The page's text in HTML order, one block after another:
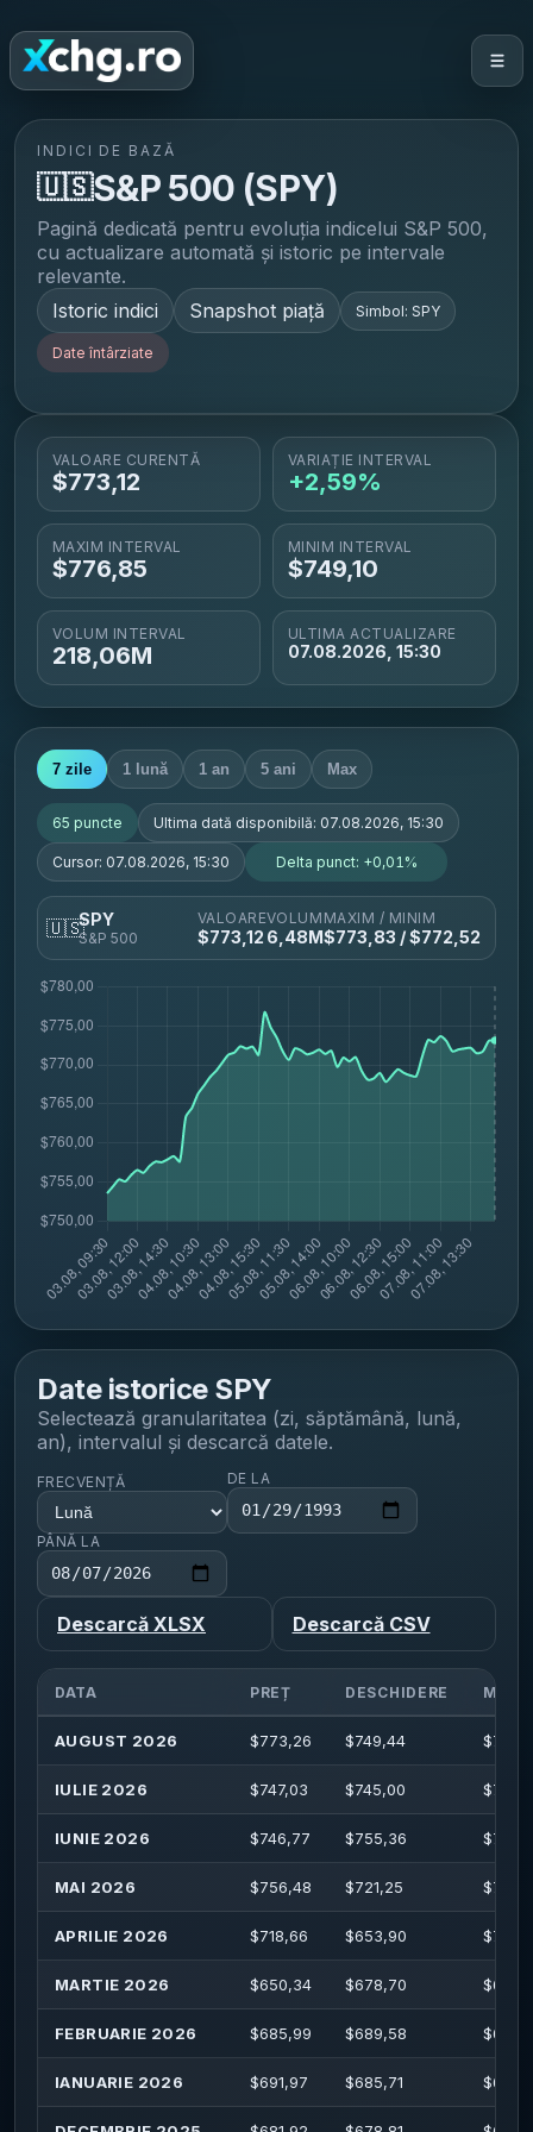
INDICI DE BAZĂ
🇺🇸S&P 500 (SPY)
Pagină dedicată pentru evoluția indicelui S&P 500,
cu actualizare automată și istoric pe intervale
relevante.
Istoric indici
Snapshot piață Simbol: SPY
Date întârziate
VALOARE CURENTĂ
$773,12
VARIAȚIE INTERVAL
+2,59%
MAXIM INTERVAL
$776,85
MINIM INTERVAL
$749,10
VOLUM INTERVAL
218,06M
ULTIMA ACTUALIZARE
07.08.2026, 15:30
7 zile 1 lună 1 an 5 ani Max
65 puncte Ultima dată disponibilă: 07.08.2026, 15:30
Cursor: 07.08.2026, 15:30 Delta punct: +0,01%
🇺🇸SPY
S&P 500
VALOARE
$773,12
VOLUM
6,48M
MAXIM / MINIM
$773,83 / $772,52
Date istorice SPY
Selectează granularitatea (zi, săptămână, lună,
an), intervalul și descarcă datele.
FRECVENȚĂ DE LA
PÂNĂ LA
Descarcă XLSX Descarcă CSV
DATA PREȚ DESCHIDERE
AUGUST 2026 $773,26 $749,44 $
IULIE 2026 $747,03 $745,00 $
IUNIE 2026 $746,77 $755,36 $
MAI 2026 $756,48 $721,25 $
APRILIE 2026 $718,66 $653,90 $
MARTIE 2026 $650,34 $678,70 $
FEBRUARIE 2026 $685,99 $689,58 $
IANUARIE 2026 $691,97 $685,71 $